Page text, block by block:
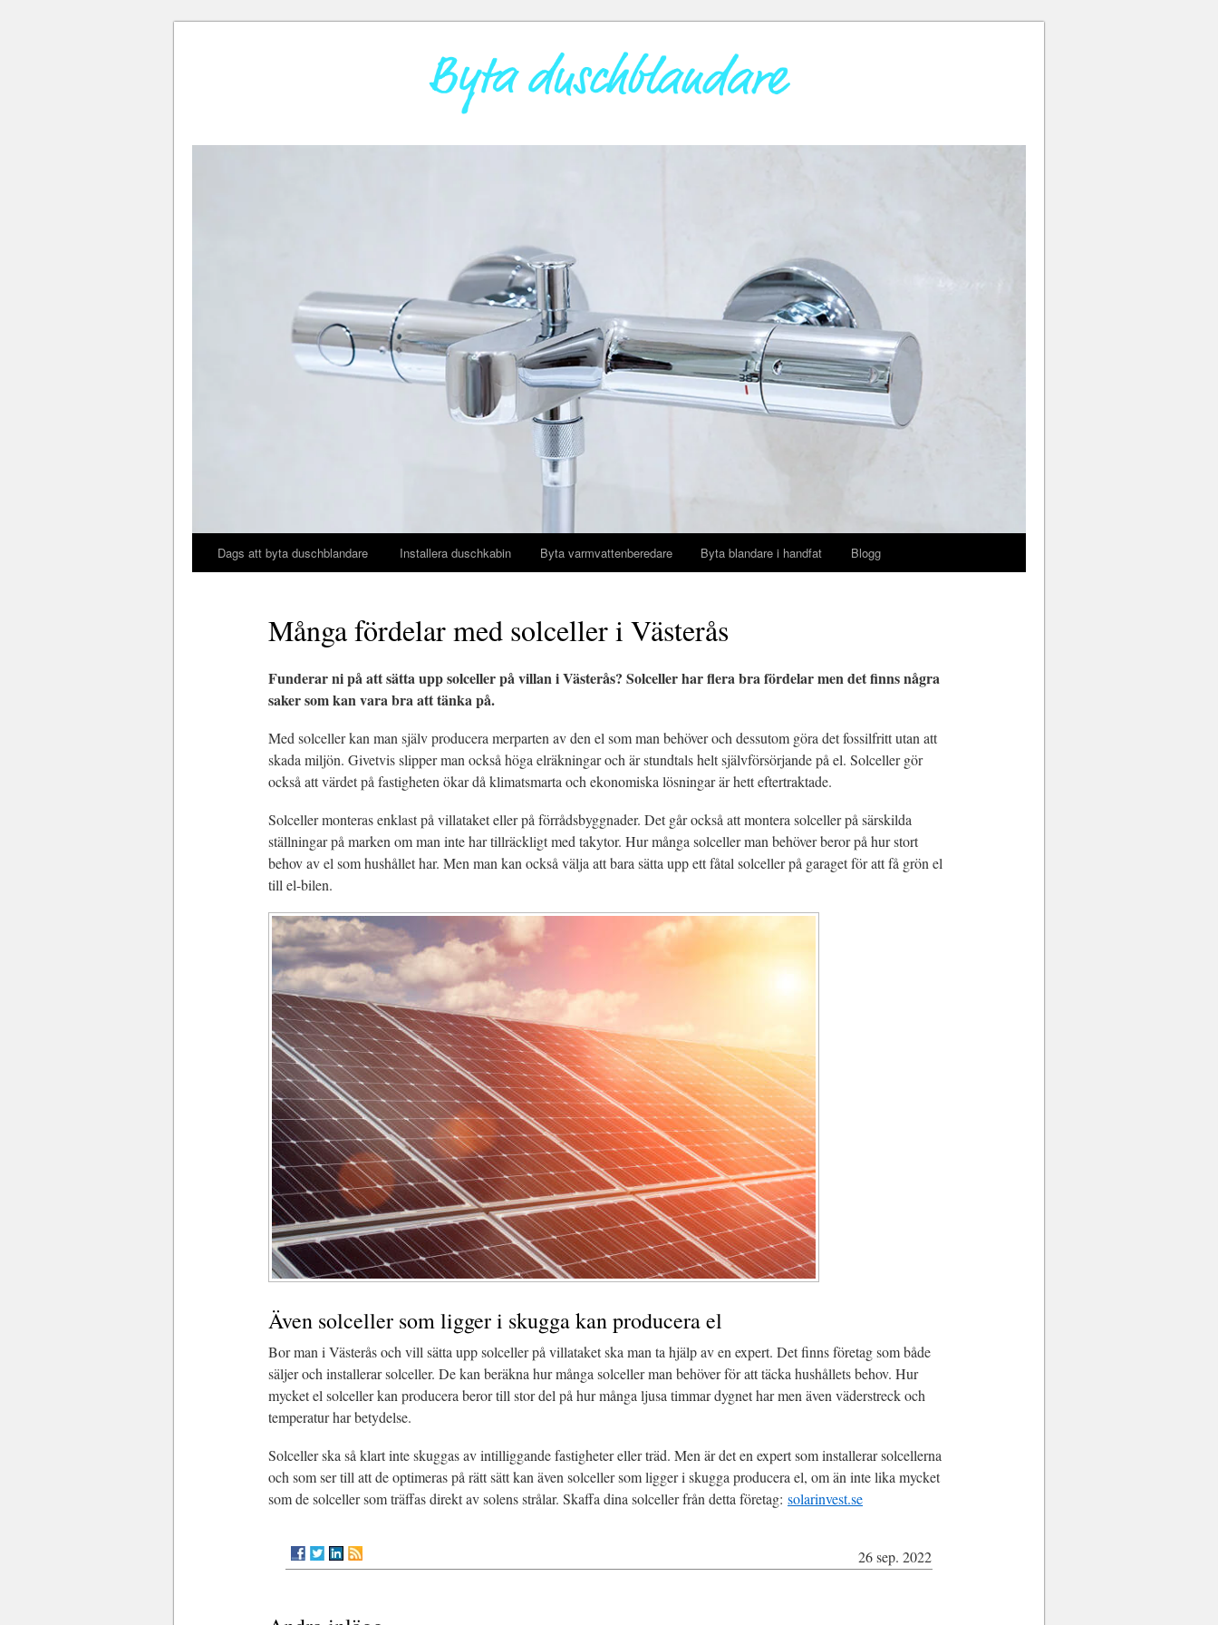
Dags att byta duschblandare Installera duschkabin Byta varmvattenberedare Byta blandare i handfat Blogg
Många fördelar med solceller i Västerås
Funderar ni på att sätta upp solceller på villan i Västerås? Solceller har flera bra fördelar men det finns några
saker som kan vara bra att tänka på.
Med solceller kan man själv producera merparten av den el som man behöver och dessutom göra det fossilfritt utan att
skada miljön. Givetvis slipper man också höga elräkningar och är stundtals helt självförsörjande på el. Solceller gör
också att värdet på fastigheten ökar då klimatsmarta och ekonomiska lösningar är hett eftertraktade.
Solceller monteras enklast på villataket eller på förrådsbyggnader. Det går också att montera solceller på särskilda
ställningar på marken om man inte har tillräckligt med takytor. Hur många solceller man behöver beror på hur stort
behov av el som hushållet har. Men man kan också välja att bara sätta upp ett fåtal solceller på garaget för att få grön el
till el-bilen.
Även solceller som ligger i skugga kan producera el
Bor man i Västerås och vill sätta upp solceller på villataket ska man ta hjälp av en expert. Det finns företag som både
säljer och installerar solceller. De kan beräkna hur många solceller man behöver för att täcka hushållets behov. Hur
mycket el solceller kan producera beror till stor del på hur många ljusa timmar dygnet har men även väderstreck och
temperatur har betydelse.
Solceller ska så klart inte skuggas av intilliggande fastigheter eller träd. Men är det en expert som installerar solcellerna
och som ser till att de optimeras på rätt sätt kan även solceller som ligger i skugga producera el, om än inte lika mycket
som de solceller som träffas direkt av solens strålar. Skaffa dina solceller från detta företag: solarinvest.se
26 sep. 2022